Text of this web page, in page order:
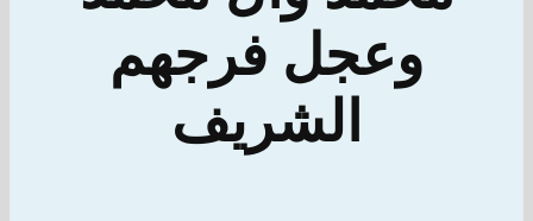
وعجل فرجهم
الشريف